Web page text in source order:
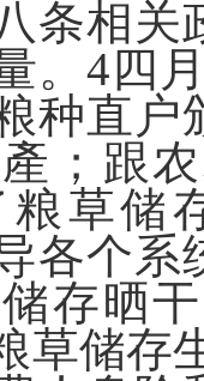
条相关
。4四
种直户
；跟
粮草
各个
存晒
草储存